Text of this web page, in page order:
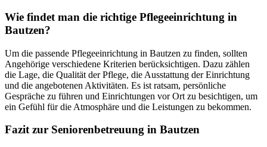
Wie findet man die richtige Pflegeeinrichtung in
Bautzen?
Um die passende Pflegeeinrichtung in Bautzen zu finden, sollten
Angehörige verschiedene Kriterien berücksichtigen. Dazu zählen
die Lage, die Qualität der Pflege, die Ausstattung der Einrichtung
und die angebotenen Aktivitäten. Es ist ratsam, persönliche
Gespräche zu führen und Einrichtungen vor Ort zu besichtigen, um
ein Gefühl für die Atmosphäre und die Leistungen zu bekommen.
Fazit zur Seniorenbetreuung in Bautzen